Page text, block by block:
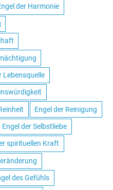
der Harmonie
Lebensquelle
Engel der Reinigung
Engel der Selbstliebe
spirituellen Kraft
des Gefühls